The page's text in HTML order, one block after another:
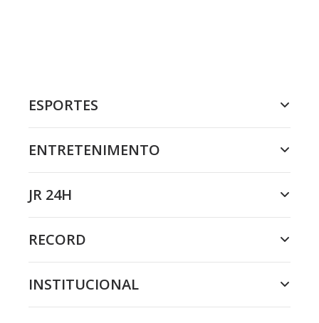
ESPORTES
ENTRETENIMENTO
JR 24H
RECORD
INSTITUCIONAL